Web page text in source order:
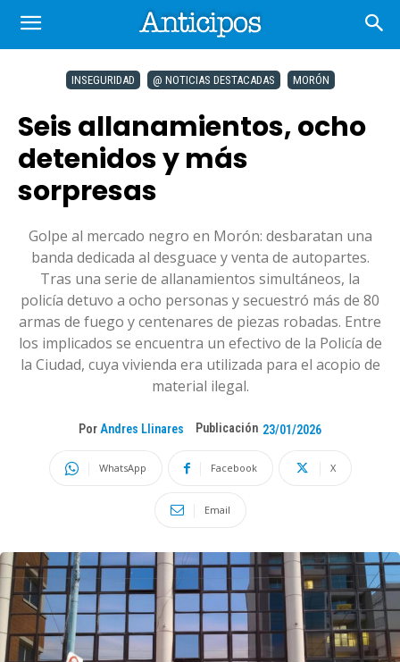
INSEGURIDAD @ NOTICIAS DESTACADAS MORÓN
Seis allanamientos, ocho
detenidos y más
sorpresas
Golpe al mercado negro en Morón: desbaratan una
banda dedicada al desguace y venta de autopartes.
Tras una serie de allanamientos simultáneos, la
policía detuvo a ocho personas y secuestró más de 80
armas de fuego y centenares de piezas robadas. Entre
los implicados se encuentra un efectivo de la Policía de
la Ciudad, cuya vivienda era utilizada para el acopio de
material ilegal.
Por Andres Llinares Publicación 23/01/2026
WhatsApp Facebook X
Email